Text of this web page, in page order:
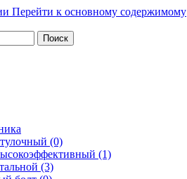
Перейти к основному содержимому
Поиск
(0)
(1)
(3)